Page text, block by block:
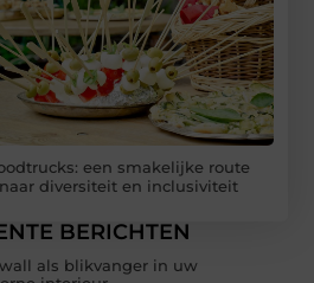
een smakelijke route
naar diversiteit en inclusiviteit
BERICHTEN
als blikvanger in uw